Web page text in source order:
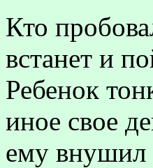
Кто
встанет и
Ребенок
иное свое
ему внушил